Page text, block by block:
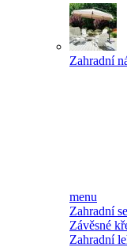
Zahradní
menu
Zahradní
Závěsné
Zahradní